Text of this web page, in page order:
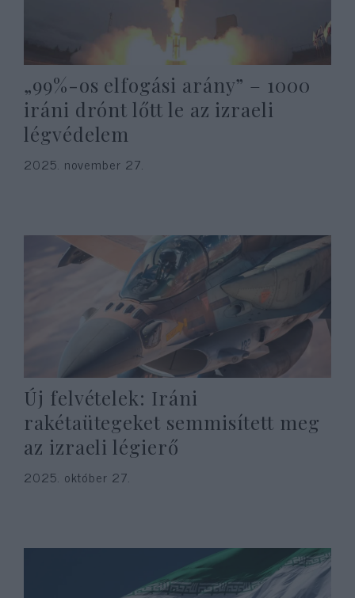
„99%-os elfogási arány” – 1000
iráni drónt lőtt le az izraeli
légvédelem
2025. november 27.
Új felvételek: Iráni
rakétaütegeket semmisített meg
az izraeli légierő
2025. október 27.